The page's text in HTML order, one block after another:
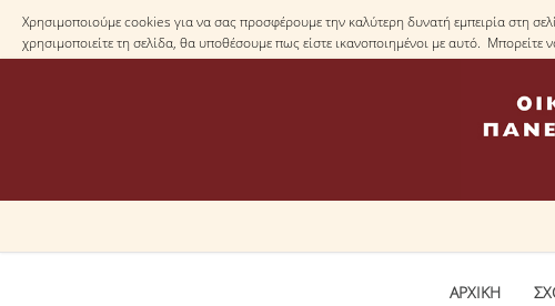
Χρησιμοποιούμε cookies για να σας προσφέρουμε την καλύτερη δυνατή εμπειρία στη
χρησιμοποιείτε τη σελίδα, θα υποθέσουμε πως είστε ικανοποιημένοι με αυτό. Μπορείτε
ΑΡΧΙΚΗ